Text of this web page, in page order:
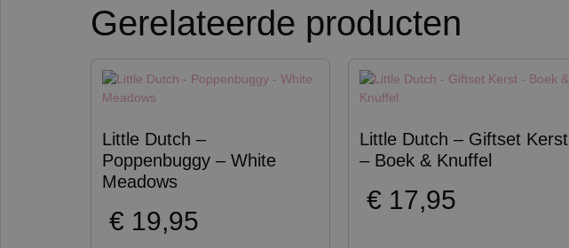
Gerelateerde producten
Little Dutch –
Poppenbuggy – White
Meadows
€ 19,95
Little Dutch – Giftset Kerst
– Boek & Knuffel
€ 17,95